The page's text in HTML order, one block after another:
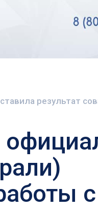
результат
с